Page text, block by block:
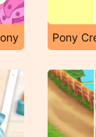
Pony